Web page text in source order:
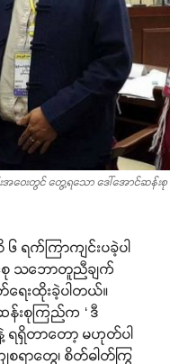
အဝေးတွင် တွေ့ရသော ဒေါ်အောင်ဆန်းစု
ရက်ကြာကျင်းပခဲ့ပါ
သဘောတူညီချက်
းထိုးခဲ့ပါတယ်။
န်းစုကြည်က ‘ ဒီ
တာတော့ မဟုတ်ပါ
ကျစရာတွေ၊ စိတ်ဓါတ်ကြွ